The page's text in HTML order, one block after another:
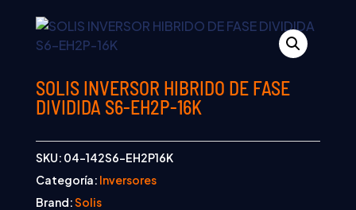
SOLIS INVERSOR HIBRIDO DE FASE
DIVIDIDA S6-EH2P-16K
SKU: 04-142S6-EH2P16K
Categoría: Inversores
Brand:Solis